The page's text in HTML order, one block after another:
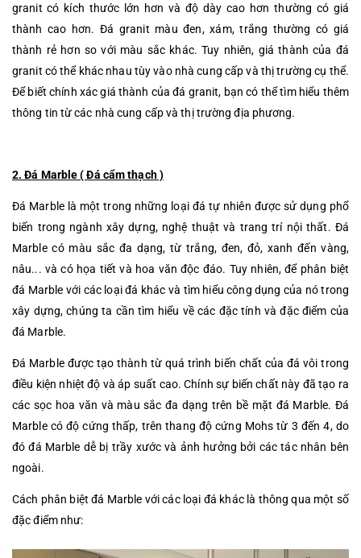
granit có kích thước lớn hơn và độ dày cao hơn thường có giá
thành cao hơn. Đá granit màu đen, xám, trắng thường có giá
thành rẻ hơn so với màu sắc khác. Tuy nhiên, giá thành của đá
granit có thể khác nhau tùy vào nhà cung cấp và thị trường cụ thể.
Để biết chính xác giá thành của đá granit, bạn có thể tìm hiểu thêm
thông tin từ các nhà cung cấp và thị trường địa phương.
2. Đá Marble ( Đá cẩm thạch )
Đá Marble là một trong những loại đá tự nhiên được sử dụng phổ
biến trong ngành xây dựng, nghệ thuật và trang trí nội thất. Đá
Marble có màu sắc đa dạng, từ trắng, đen, đỏ, xanh đến vàng,
nâu... và có họa tiết và hoa văn độc đáo. Tuy nhiên, để phân biệt
đá Marble với các loại đá khác và tìm hiểu công dụng của nó trong
xây dựng, chúng ta cần tìm hiểu về các đặc tính và đặc điểm của
đá Marble.
Đá Marble được tạo thành từ quá trình biến chất của đá vôi trong
điều kiện nhiệt độ và áp suất cao. Chính sự biến chất này đã tạo ra
các sọc hoa văn và màu sắc đa dạng trên bề mặt đá Marble. Đá
Marble có độ cứng thấp, trên thang độ cứng Mohs từ 3 đến 4, do
đó đá Marble dễ bị trầy xước và ảnh hưởng bởi các tác nhân bên
ngoài.
Cách phân biệt đá Marble với các loại đá khác là thông qua một số
đặc điểm như: